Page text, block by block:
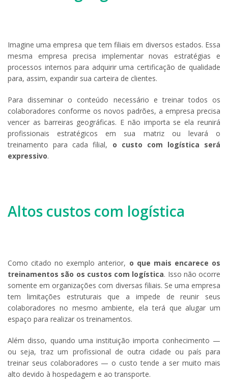
Imagine uma empresa que tem filiais em diversos estados. Essa
mesma empresa precisa implementar novas estratégias e
processos internos para adquirir uma certificação de qualidade
para, assim, expandir sua carteira de clientes.
Para disseminar o conteúdo necessário e treinar todos os
colaboradores conforme os novos padrões, a empresa precisa
vencer as barreiras geográficas. E não importa se ela reunirá
profissionais estratégicos em sua matriz ou levará o
treinamento para cada filial, o custo com logística será
expressivo.
Altos custos com logística
Como citado no exemplo anterior, o que mais encarece os
treinamentos são os custos com logística. Isso não ocorre
somente em organizações com diversas filiais. Se uma empresa
tem limitações estruturais que a impede de reunir seus
colaboradores no mesmo ambiente, ela terá que alugar um
espaço para realizar os treinamentos.
Além disso, quando uma instituição importa conhecimento —
ou seja, traz um profissional de outra cidade ou país para
treinar seus colaboradores — o custo tende a ser muito mais
alto devido à hospedagem e ao transporte.